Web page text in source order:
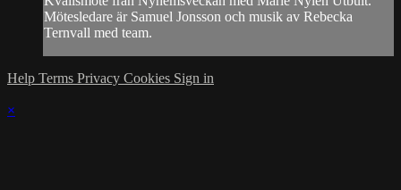
Mötesledare är Samuel Jonsson och musik av Rebecka
Ternvall med team.
Help Terms Privacy Cookies Sign in
×